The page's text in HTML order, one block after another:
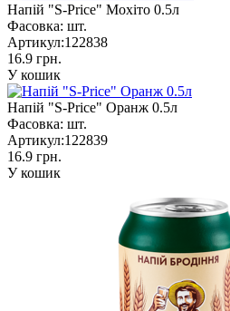
Напій "S-Price" Мохіто 0.5л
Фасовка: шт.
Артикул:122838
16.9 грн.
У кошик
Напій "S-Price" Оранж 0.5л
Фасовка: шт.
Артикул:122839
16.9 грн.
У кошик